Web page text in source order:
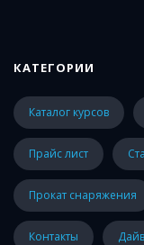
КАТЕГОРИИ
каталог курсов
прайс лист
Прокат снаряжения
Контакты